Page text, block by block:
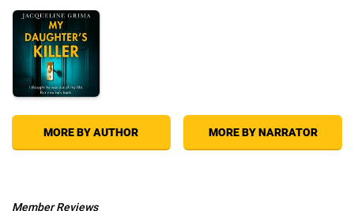
MORE BY AUTHOR MORE BY NARRATOR
Member Reviews